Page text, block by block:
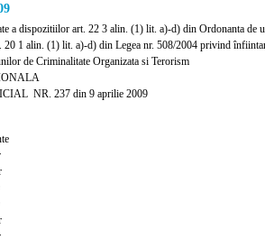
a dispozitiilor art. 22 3 alin. (1) lit. a)-d) din Ordonanta
1 alin. (1) lit. a)-d) din Legea nr. 508/2004 privind
de Criminalitate Organizata si Terorism
NR. 237 din 9 aprilie 2009